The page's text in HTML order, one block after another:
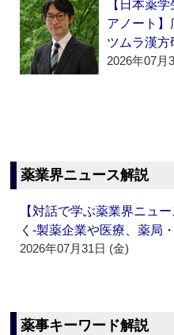
【日本薬
アノート
ツムラ漢
2026年07月
薬業界ニュース解説
【対話で学ぶ薬業界ニュ
く‐製薬企業や医療、薬局
2026年07月31日 (金)
薬事キーワード解説